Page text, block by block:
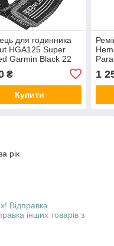
для годинника
HGA125 Super
Garmin Black 22
₴
Купити
1
рік
Відправка
інших товарів з